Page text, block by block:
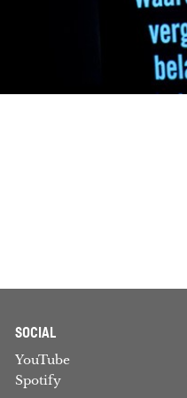
SOCIAL
YouTube
Spotify